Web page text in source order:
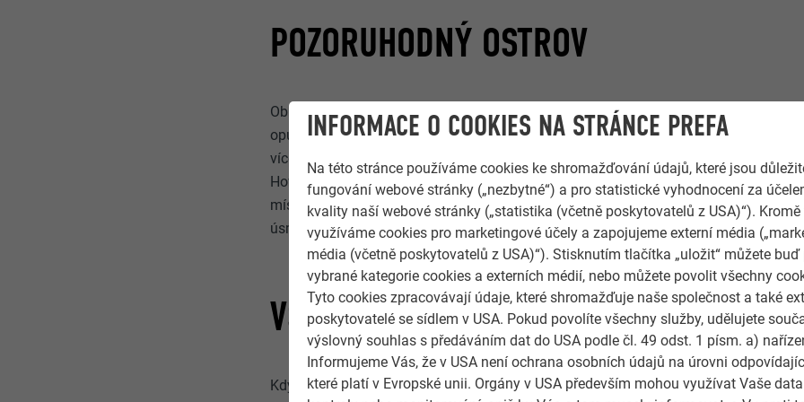
INFORMACE O COOKIES NA STRÁNCE PREFA
Na této stránce používáme cookies ke shromažďování údajů, které jsou
fungování webové stránky („nezbytné“) a pro statistické vyhodnocení za
kvality naší webové stránky („statistika (včetně poskytovatelů z USA)“).
využíváme cookies pro marketingové účely a zapojujeme externí média
média (včetně poskytovatelů z USA)“). Stisknutím tlačítka „uložit“ můžete
vybrané kategorie cookies a externích médií, nebo můžete povolit všechny
Tyto cookies zpracovávají údaje, které shromažďuje naše společnost a také
poskytovatelé se sídlem v USA. Pokud povolíte všechny služby, udělujete
výslovný souhlas s předáváním dat do USA podle čl. 49 odst. 1 písm. a)
Informujeme Vás, že v USA není ochrana osobních údajů na úrovni
které platí v Evropské unii. Orgány v USA především mohou využívat Vaše
POZORUHODNÝ OSTROV
Oblastí výjimečné přírodní krásy je malý ostrov u jižního pobřeží Anglie, který chce
opustit, ale důchodci jej chtějí sami objevit. Mitchell Evans Architects v posledních
více klientů, kteří žijí v Londýně a chtějí si na ostrově nechat postavit moderní druhý
Howella to znamená větší svobodu v designu, než by si tradiční venkovský styl
místní stavební úřad je velmi vnímavý k novým věcem! "Na ostrově vidíme věci
úsměvem.
VŠE PRO VÝHLED
Když její klient kupoval nemovitost se stávajícím bungalovem, chtěl jej nejprve